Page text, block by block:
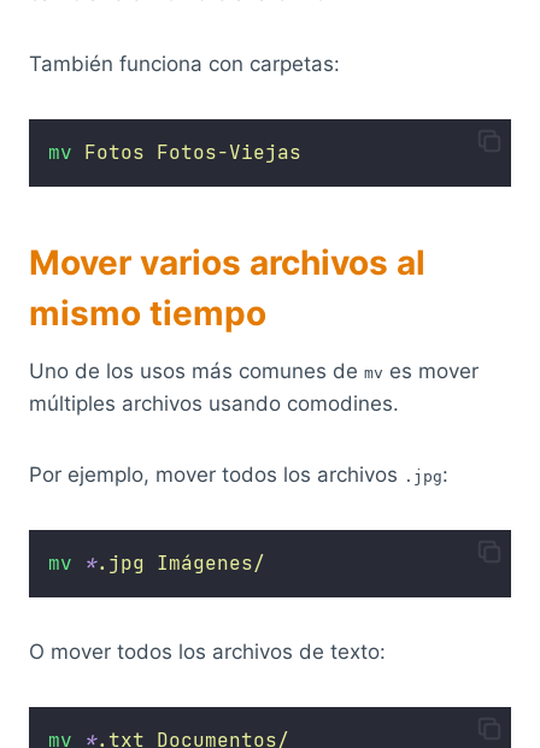
También funciona con carpetas:
mv Fotos Fotos-Viejas
Mover varios archivos al
mismo tiempo
Uno de los usos más comunes de mv es mover
múltiples archivos usando comodines.
Por ejemplo, mover todos los archivos .jpg:
mv *.jpg Imágenes/
O mover todos los archivos de texto:
mv *.txt Documentos/